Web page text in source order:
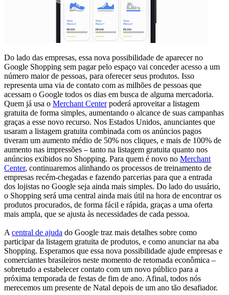
Do lado das empresas, essa nova possibilidade de aparecer no
Google Shopping sem pagar pelo espaço vai conceder acesso a um
número maior de pessoas, para oferecer seus produtos. Isso
representa uma via de contato com as milhões de pessoas que
acessam o Google todos os dias em busca de alguma mercadoria.
Quem já usa o Merchant Centerpoderá aproveitar a listagem
gratuita de forma simples, aumentando o alcance de suas campanhas
graças a esse novo recurso. Nos Estados Unidos, anunciantes que
usaram a listagem gratuita combinada com os anúncios pagos
tiveram um aumento médio de 50% nos cliques, e mais de 100% de
aumento nas impressões – tanto na listagem gratuita quanto nos
anúncios exibidos no Shopping. Para quem é novo no Merchant
Center, continuaremos alinhando os processos de treinamento de
empresas recém-chegadas e fazendo parcerias para que a entrada
dos lojistas no Google seja ainda mais simples. Do lado do usuário,
o Shopping será uma central ainda mais útil na hora de encontrar os
produtos procurados, de forma fácil e rápida, graças a uma oferta
mais ampla, que se ajusta às necessidades de cada pessoa.
Acentral de ajuda do Google traz mais detalhes sobre como
participar da listagem gratuita de produtos, e como anunciar na aba
Shopping. Esperamos que essa nova possibilidade ajude empresas e
comerciantes brasileiros neste momento de retomada econômica –
sobretudo a estabelecer contato com um novo público para a
próxima temporada de festas de fim de ano. Afinal, todos nós
merecemos um presente de Natal depois de um ano tão desafiador.